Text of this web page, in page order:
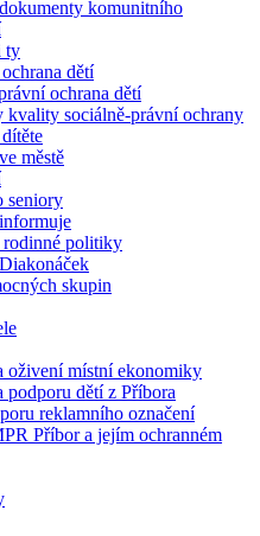
komunitního
ty
dětí
ochrana dětí
kvality sociálně-právní ochrany
městě
seniory
politiky
skupin
oživení místní ekonomiky
podporu dětí z Příbora
reklamního označení
Příbor a jejím ochranném